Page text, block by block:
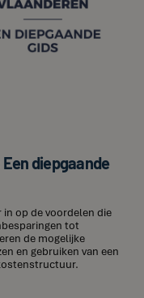
diepgaande
in op de voordelen die
tot
de mogelijke
en gebruiken van een